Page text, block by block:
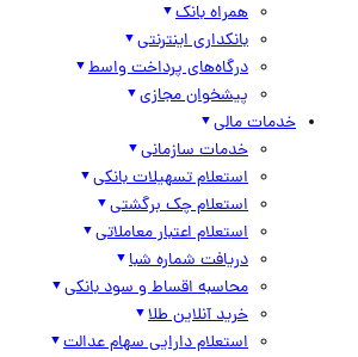
همراه بانک
بانکداری اینترنتی
درگاه‌های پرداخت واسط
پیشخوان مجازی
خدمات مالی
خدمات سازمانی
استعلام تسهیلات بانکی
استعلام چک برگشتی
استعلام اعتبار معاملاتی
دریافت شماره شبا
محاسبه اقساط و سود بانکی
خرید آنلاین طلا
استعلام دارایی سهام عدالت